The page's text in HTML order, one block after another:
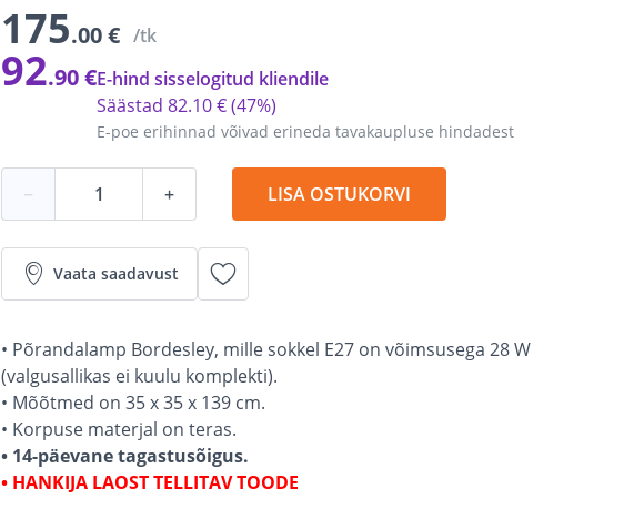
175.00 € /tk
92.90 €
E-poe erihinnad võivad erineda tavakaupluse hindadest
Säästad 82.10 €(47%)
E-hind sisselogitud kliendile
− + LISA OSTUKORVI
Vaata saadavust
• Põrandalamp Bordesley, mille sokkel E27 on võimsusega 28 W
(valgusallikas ei kuulu komplekti).
• Mõõtmed on 35 x 35 x 139 cm.
• Korpuse materjal on teras.
• 14-päevane tagastusõigus.
• HANKIJA LAOST TELLITAV TOODE